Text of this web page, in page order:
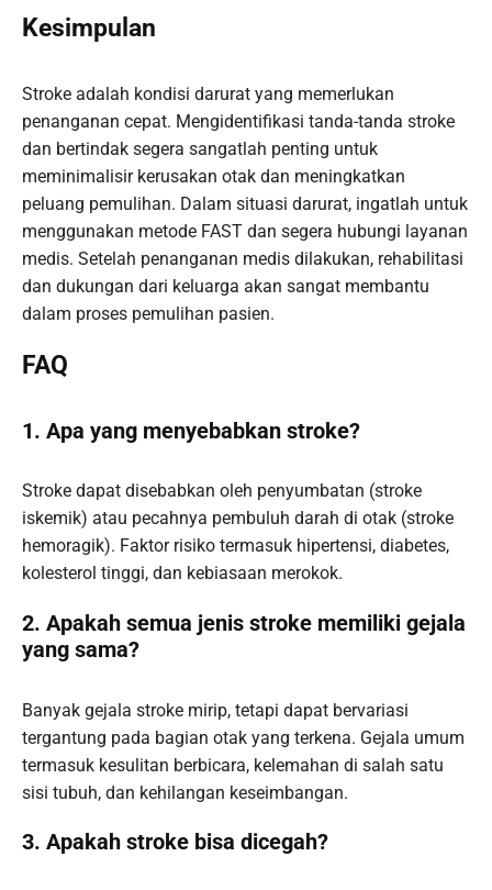
Kesimpulan
Stroke adalah kondisi darurat yang memerlukan
penanganan cepat. Mengidentifikasi tanda-tanda stroke
dan bertindak segera sangatlah penting untuk
meminimalisir kerusakan otak dan meningkatkan
peluang pemulihan. Dalam situasi darurat, ingatlah untuk
menggunakan metode FAST dan segera hubungi layanan
medis. Setelah penanganan medis dilakukan, rehabilitasi
dan dukungan dari keluarga akan sangat membantu
dalam proses pemulihan pasien.
FAQ
1. Apa yang menyebabkan stroke?
Stroke dapat disebabkan oleh penyumbatan (stroke
iskemik) atau pecahnya pembuluh darah di otak (stroke
hemoragik). Faktor risiko termasuk hipertensi, diabetes,
kolesterol tinggi, dan kebiasaan merokok.
2. Apakah semua jenis stroke memiliki gejala
yang sama?
Banyak gejala stroke mirip, tetapi dapat bervariasi
tergantung pada bagian otak yang terkena. Gejala umum
termasuk kesulitan berbicara, kelemahan di salah satu
sisi tubuh, dan kehilangan keseimbangan.
3. Apakah stroke bisa dicegah?